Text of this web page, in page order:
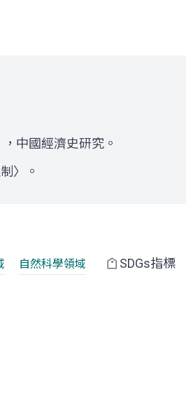
中國經濟史研究。
〉。
自然科學領域 SDGs指標